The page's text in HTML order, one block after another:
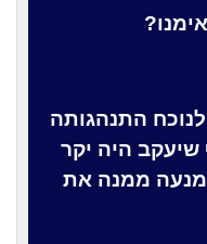
התנהגותה
היה יקר
ממנה את